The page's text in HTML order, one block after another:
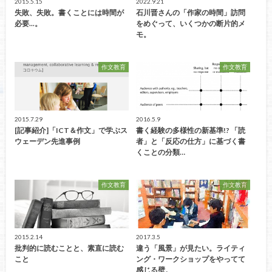
失敗、失敗。書くことには時間が
必要...。
石川晋さんの「作家の時間」訪問
をめぐって、いくつかの断片的メ
モ。
作文教育
2015.7.29
[記事紹介]「ICT＆作文」で学ぶス
ウェーデン先進事例
作文教育
2016.5.9
書く経験の多様性の新基準!? 「読
者」と「反応の仕方」に基づく書
くことの分類…
作文教育
2015.2.14
批判的に読むことと、素直に読む
こと
作文教育
2017.3.5
違う「風景」が見たい。ライティ
ング・ワークショップをやってて
感じる壁。